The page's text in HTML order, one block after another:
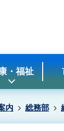
・福祉
内 総務部